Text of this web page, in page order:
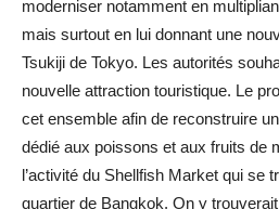
moderniser notamment en
mais surtout en lui donnant une
Tsukiji de Tokyo. Les autorités
nouvelle attraction touristique. Le
cet ensemble afin de reconstruire
dédié aux poissons et aux fruits de
l’activité du Shellfish Market qui se
quartier de Bangkok. On y